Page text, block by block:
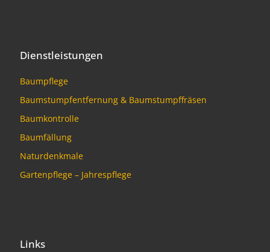
Dienstleistungen
Baumpflege
Baumstumpfentfernung & Baumstumpffräsen
Baumkontrolle
Baumfällung
Naturdenkmale
Gartenpflege – Jahrespflege
Links